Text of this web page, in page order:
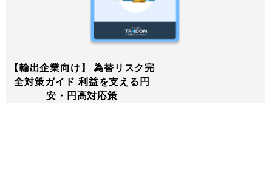
【輸出企業向け】 為替リスク完
全対策ガイド 利益を支える円
安・円高対応策